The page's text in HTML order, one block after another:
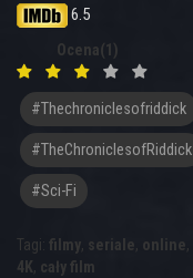
6.5
Ocena(1)
#thechroniclesofriddick
#TheChroniclesofRiddick
#sci-Fi
Tagi: filmy, seriale, online,
4K, cały film